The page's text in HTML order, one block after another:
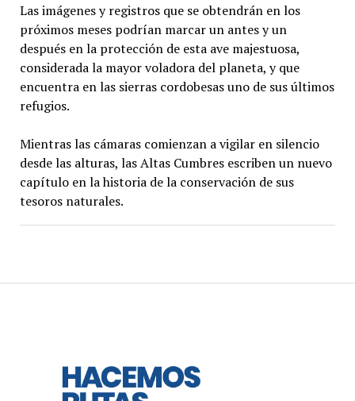
Las imágenes y registros que se obtendrán en los
próximos meses podrían marcar un antes y un
después en la protección de esta ave majestuosa,
considerada la mayor voladora del planeta, y que
encuentra en las sierras cordobesas uno de sus últimos
refugios.
Mientras las cámaras comienzan a vigilar en silencio
desde las alturas, las Altas Cumbres escriben un nuevo
capítulo en la historia de la conservación de sus
tesoros naturales.